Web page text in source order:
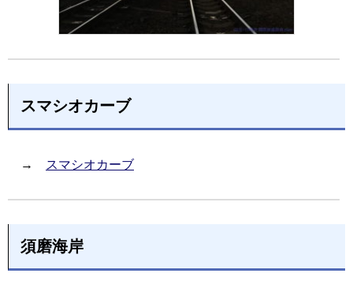
スマシオカーブ
→ スマシオカーブ
須磨海岸